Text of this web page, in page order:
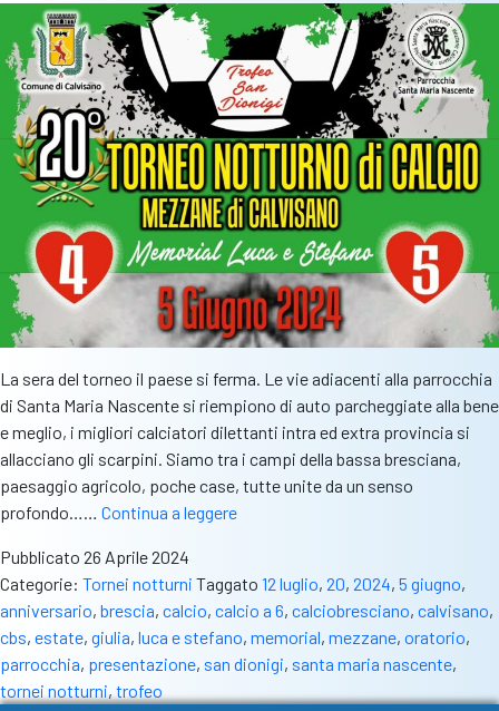
La sera del torneo il paese si ferma. Le vie adiacenti alla parrocchia
di Santa Maria Nascente si riempiono di auto parcheggiate alla bene
e meglio, i migliori calciatori dilettanti intra ed extra provincia si
allacciano gli scarpini. Siamo tra i campi della bassa bresciana,
paesaggio agricolo, poche case, tutte unite da un senso
profondo…… Continua a leggereIl
Mezzane
compie
20
anni:
fischio
Pubblicato 26 Aprile 2024
Categorie: Tornei notturni Taggato 12 luglio, 20, 2024, 5 giugno,
anniversario, brescia, calcio, calcio a 6, calciobresciano, calvisano,
cbs, estate, giulia, luca e stefano, memorial, mezzane, oratorio,
parrocchia, presentazione, san dionigi, santa maria nascente,
tornei notturni, trofeo